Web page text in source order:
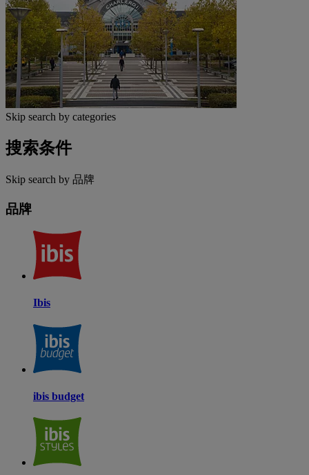
Skip search by categories
搜索条件
Skip search by 品牌
品牌
Ibis
ibis budget